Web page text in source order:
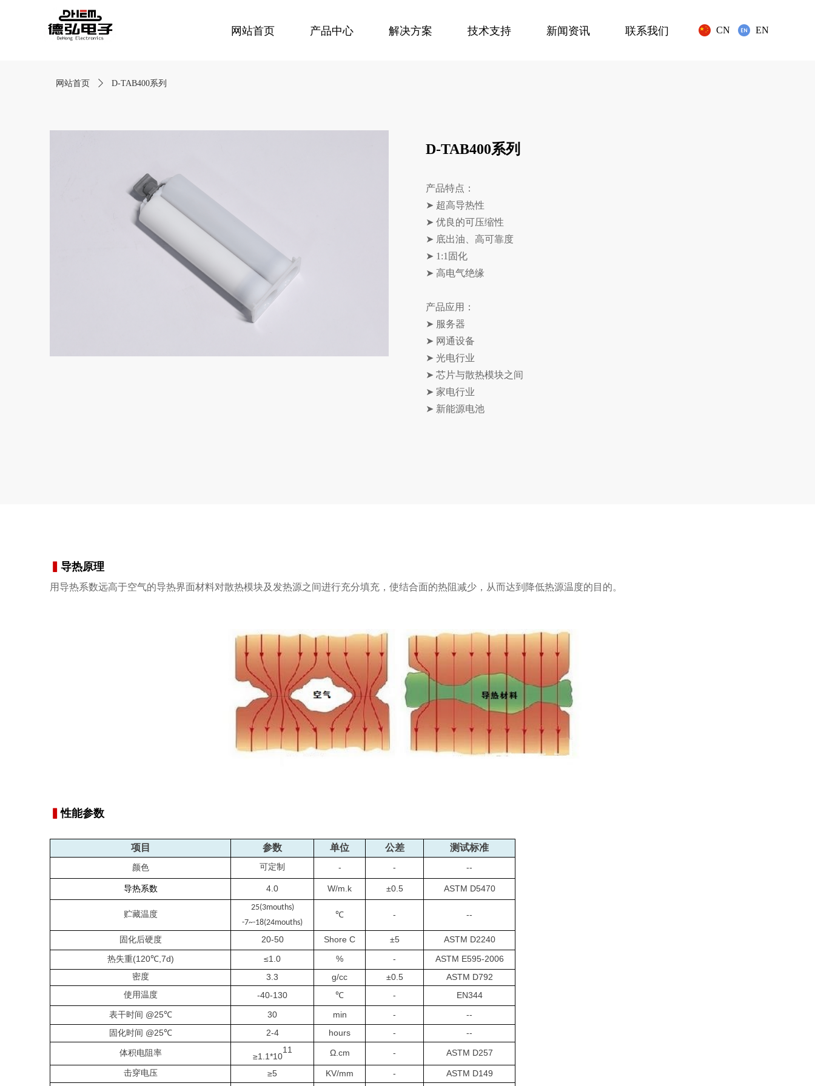
网站首页 产品中心 解决方案 技术支持 新闻资讯 联系我们 CN EN
D-TAB400系列
产品特点：
➤ 超高导热性
➤ 优良的可压缩性
➤ 底出油、高可靠度
➤ 1:1固化
➤ 高电气绝缘
产品应用：
➤ 服务器
➤ 网通设备
➤ 光电行业
➤ 芯片与散热模块之间
➤ 家电行业
➤ 新能源电池
网站首页 ꄲ D-TAB400系列
导热原理
用导热系数远高于空气的导热界面材料对散热模块及发热源之间进行充分填充，使结合面的热阻减少，从而达到降低热源温度的目的。
▍性能参数
项目 参数 单位 公差 测试标准
颜色 可定制 - - --
导热系数 4.0 W/m.k ±0. 5 ASTM D5470
贮藏温度
25(3mouths)
-7~-18(24mouths)
℃ - --
固化后硬度 20-50 Shore C ±5 ASTM D2240
热失重(120℃,7d) ≤1.0 % - ASTM E595-2006
密度 3.3 g/cc ±0. 5 ASTM D792
使用温度 -40-130 ℃ - EN344
表干时间 @25℃ 30 min - --
固化时间 @25℃ 2-4 hours - --
体积电阻率 ≥1.1*10
11 Ω.cm - ASTM D257
击穿电压 ≥5 KV/mm - ASTM D149